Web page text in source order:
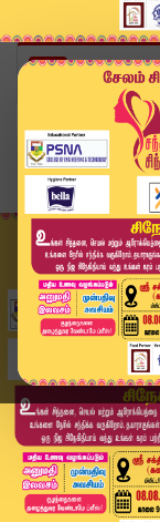
Home
வீடியோ
தவெக